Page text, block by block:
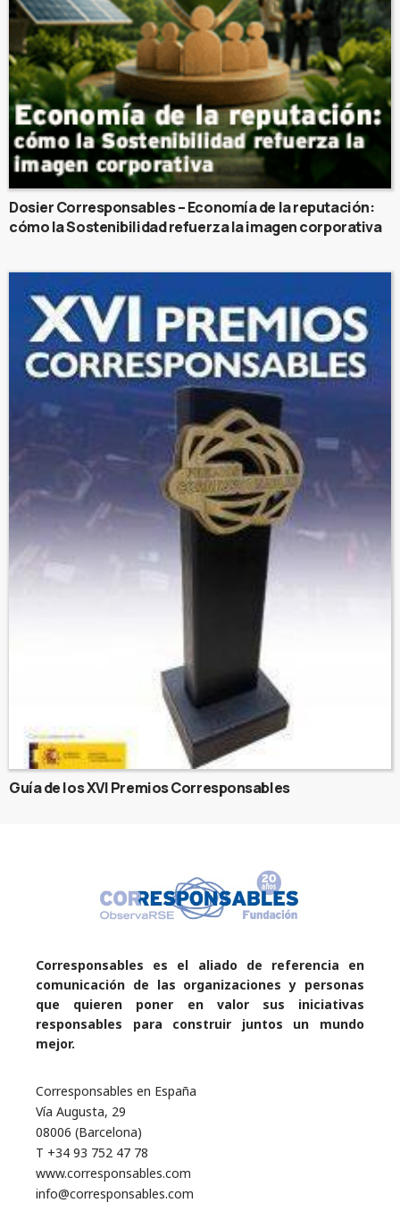
Dosier Corresponsables – Economía de la reputación:
cómo la Sostenibilidad refuerza la imagen corporativa
Guía de los XVI Premios Corresponsables
Corresponsables es el aliado de referencia en
comunicación de las organizaciones y personas
que quieren poner en valor sus iniciativas
responsables para construir juntos un mundo
mejor.
Corresponsables en España
Vía Augusta, 29
08006 (Barcelona)
T +34 93 752 47 78
www.corresponsables.com
info@corresponsables.com